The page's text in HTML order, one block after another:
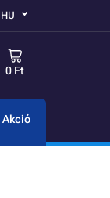
HU
0 Ft
Akció